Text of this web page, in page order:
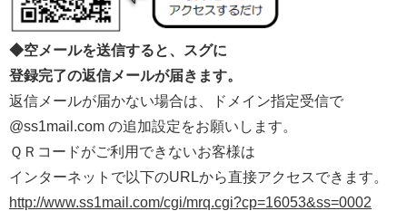
◆空メールを送信すると、スグに
登録完了の返信メールが届きます。
返信メールが届かない場合は、ドメイン指定受信で
@ss1mail.com の追加設定をお願いします。
ＱＲコードがご利用できないお客様は
インターネットで以下のURLから直接アクセスできます。
http://www.ss1mail.com/cgi/mrq.cgi?cp=16053&ss=0002